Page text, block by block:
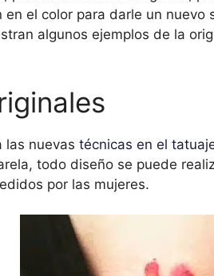
el color para darle un nuevo
algunos ejemplos de la
las nuevas técnicas en el
todo diseño se puede
por las mujeres.